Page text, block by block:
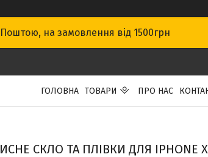
на замовлення від 1500грн
ГОЛОВНА ТОВАРИ ПРО НАС
СКЛО ТА ПЛІВКИ ДЛЯ IPHONE